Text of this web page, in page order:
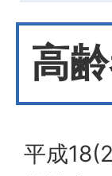
高
平成